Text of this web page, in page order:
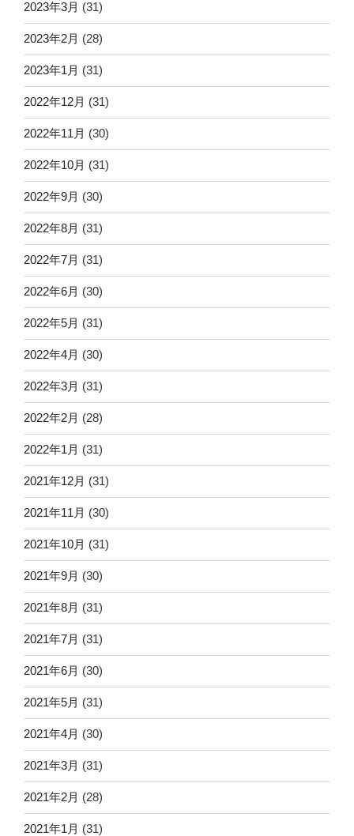
2023年3月 (31)
2023年2月 (28)
2023年1月 (31)
2022年12月 (31)
2022年11月 (30)
2022年10月 (31)
2022年9月 (30)
2022年8月 (31)
2022年7月 (31)
2022年6月 (30)
2022年5月 (31)
2022年4月 (30)
2022年3月 (31)
2022年2月 (28)
2022年1月 (31)
2021年12月 (31)
2021年11月 (30)
2021年10月 (31)
2021年9月 (30)
2021年8月 (31)
2021年7月 (31)
2021年6月 (30)
2021年5月 (31)
2021年4月 (30)
2021年3月 (31)
2021年2月 (28)
2021年1月 (31)